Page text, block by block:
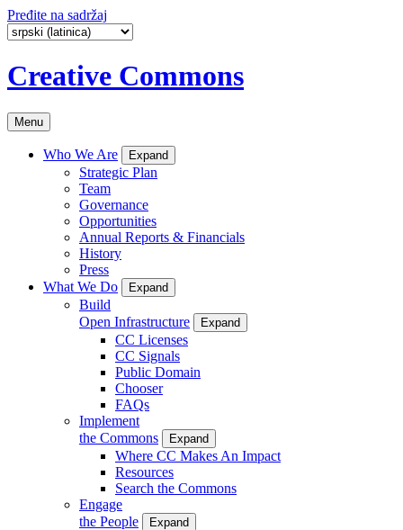
Pređite na sadržaj
Creative Commons
Menu
Who We Are Expand
Strategic Plan
Team
Governance
Opportunities
Annual Reports & Financials
History
Press
What We Do
Expand
Build
Open Infrastructure
Expand
CC Licenses
CC Signals
Public Domain
Chooser
FAQs
Implement
the Commons
Expand
Where CC Makes An Impact
Resources
Search the Commons
Engage
the People
Expand